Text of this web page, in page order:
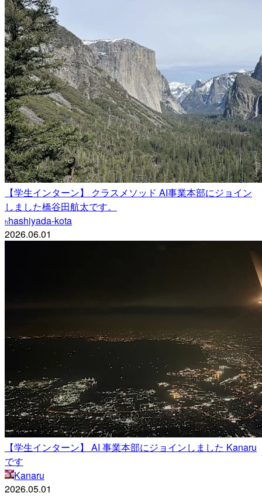
【学生インターン】 クラスメソッド AI事業本部にジョイン
しました橋谷田航太です。
hhashiyada-kota
2026.06.01
【学生インターン】 AI 事業本部にジョインしました Kanaru
です
Kanaru
2026.05.01